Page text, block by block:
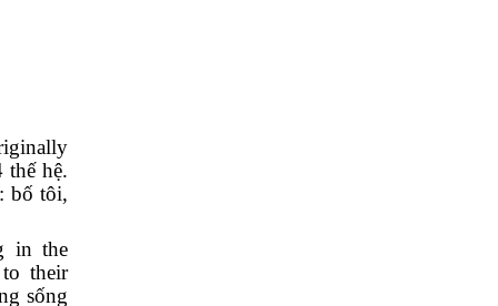
thế hệ.
bố tôi,
in the
their
sống